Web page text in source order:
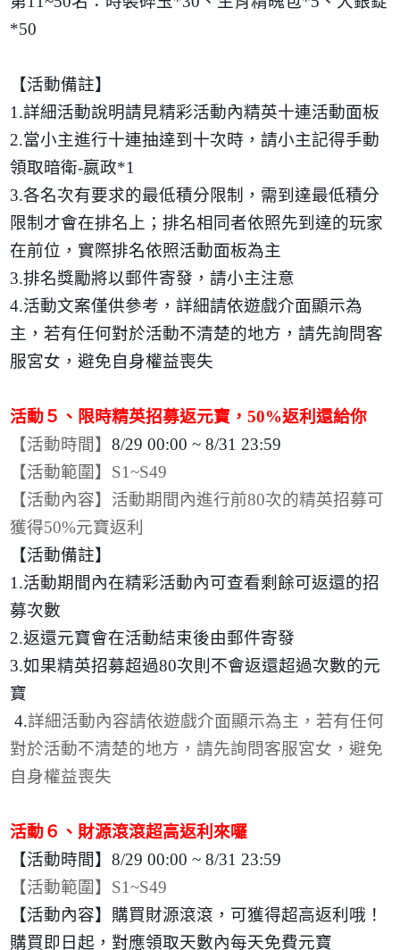
*50
【活動備註】
1.詳細活動說明請見精彩活動內精英十連活動面板
2.當小主進行十連抽達到十次時，請小主記得手動
領取暗衛-嬴政*1
3.各名次有要求的最低積分限制，需到達最低積分
限制才會在排名上；排名相同者依照先到達的玩家
在前位，實際排名依照活動面板為主
3.排名獎勵將以郵件寄發，請小主注意
4.活動文案僅供參考，詳細請依遊戲介面顯示為
主，若有任何對於活動不清楚的地方，請先詢問客
服宮女，避免自身權益喪失
活動５、限時精英招募返元寶，50%返利還給你
【活動時間】8/29 00:00 ~ 8/31 23:59
【活動範圍】 S1~S49
【活動內容】活動期間內進行前80次的精英招募可
獲得50%元寶返利
【活動備註】
1.活動期間內在精彩活動內可查看剩餘可返還的招
募次數
2.返還元寶會在活動結束後由郵件寄發
3.如果精英招募超過80次則不會返還超過次數的元
寶
4.詳細活動內容請依遊戲介面顯示為主，若有任何
對於活動不清楚的地方，請先詢問客服宮女，避免
自身權益喪失
活動６、財源滾滾超高返利來囉
【活動時間】8/29 00:00 ~ 8/31 23:59
【活動範圍】 S1~S49
【活動內容】購買財源滾滾，可獲得超高返利哦！
購買即日起，對應領取天數內每天免費元寶